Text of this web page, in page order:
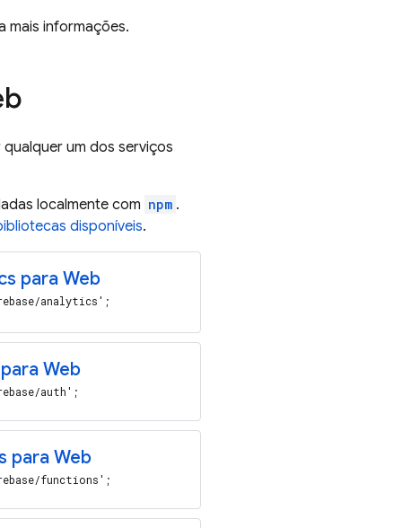
mais informações.
um dos serviços
localmente com npm .
disponíveis.
para Web
analytics';
Web
auth';
para Web
functions';